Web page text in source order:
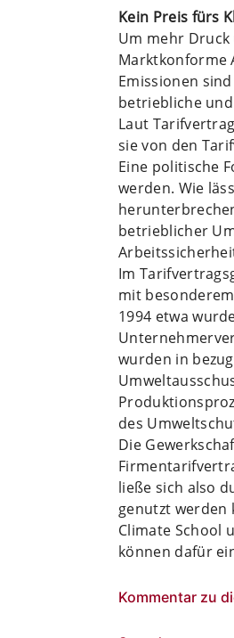
Kein Preis fürs
Um mehr
Marktkonforme
Emissionen
betriebliche
Laut
sie von den
Eine politische
werden. Wie
betrieblicher
Im
mit
1994 etwa
wurden in
des
Die
ließe sich also
genutzt werden
Climate School
können dafür
Kommentar zu